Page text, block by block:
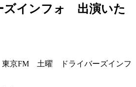
インフォ 出演いた
京FM 土曜 ドライバーズインフ